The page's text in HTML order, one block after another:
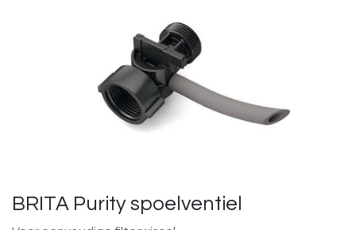
BRITA Purity spoelventiel